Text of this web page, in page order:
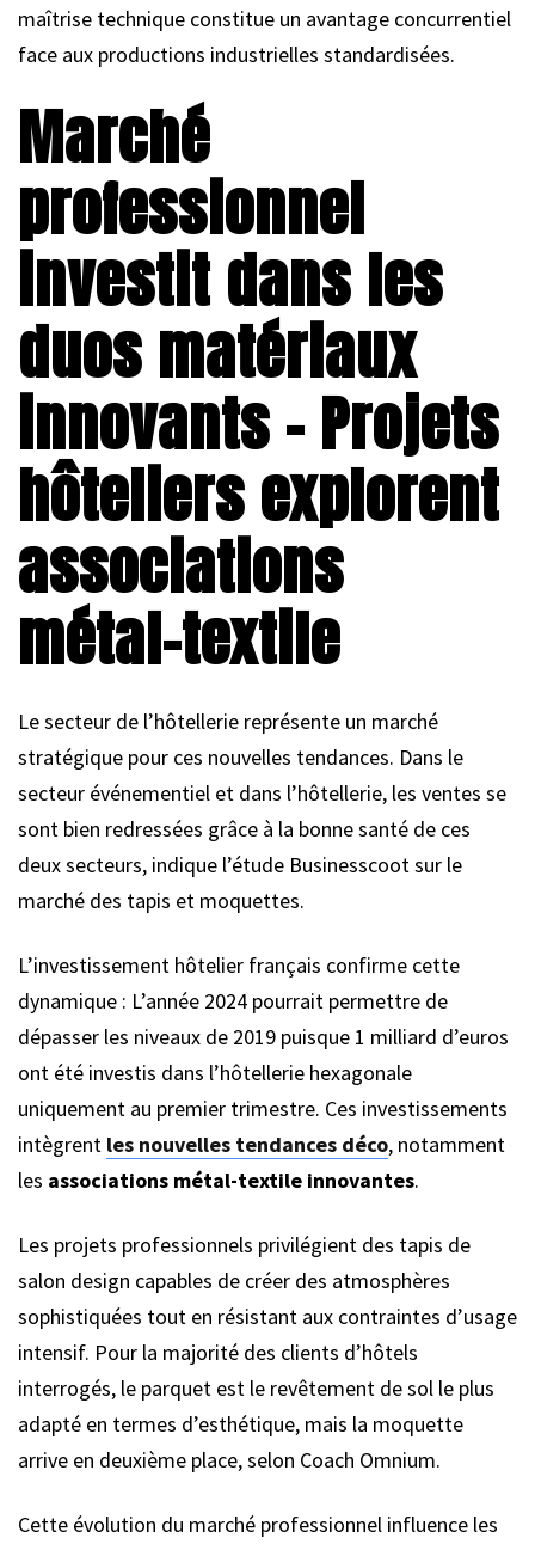
maîtrise technique constitue un avantage concurrentiel
face aux productions industrielles standardisées.
Marché
professionnel
investit dans les
duos matériaux
innovants – Projets
hôteliers explorent
associations
métal-textile
Le secteur de l’hôtellerie représente un marché
stratégique pour ces nouvelles tendances. Dans le
secteur événementiel et dans l’hôtellerie, les ventes se
sont bien redressées grâce à la bonne santé de ces
deux secteurs, indique l’étude Businesscoot sur le
marché des tapis et moquettes.
L’investissement hôtelier français confirme cette
dynamique : L’année 2024 pourrait permettre de
dépasser les niveaux de 2019 puisque 1 milliard d’euros
ont été investis dans l’hôtellerie hexagonale
uniquement au premier trimestre. Ces investissements
intègrent les nouvelles tendances déco, notamment
les associations métal-textile innovantes.
Les projets professionnels privilégient des tapis de
salon design capables de créer des atmosphères
sophistiquées tout en résistant aux contraintes d’usage
intensif. Pour la majorité des clients d’hôtels
interrogés, le parquet est le revêtement de sol le plus
adapté en termes d’esthétique, mais la moquette
arrive en deuxième place, selon Coach Omnium.
Cette évolution du marché professionnel influence les